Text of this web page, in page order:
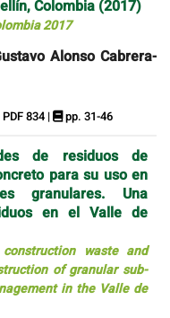
Colombia (2017)
2017
Alonso Cabrera-
834 | pp. 31-46
de residuos de
para su uso en
granulares. Una
en el Valle de
waste and
of granular sub-
in the Valle de